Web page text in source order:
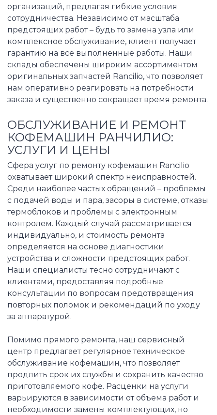
организаций, предлагая гибкие условия
сотрудничества. Независимо от масштаба
предстоящих работ – будь то замена узла или
комплексное обслуживание, клиент получает
гарантию на все выполненные работы. Наши
склады обеспечены широким ассортиментом
оригинальных запчастей Rancilio, что позволяет
нам оперативно реагировать на потребности
заказа и существенно сокращает время ремонта.
ОБСЛУЖИВАНИЕ И РЕМОНТ
КОФЕМАШИН РАНЧИЛИО:
УСЛУГИ И ЦЕНЫ
Сфера услуг по ремонту кофемашин Rancilio
охватывает широкий спектр неисправностей.
Среди наиболее частых обращений – проблемы
с подачей воды и пара, засоры в системе, отказы
термоблоков и проблемы с электронным
контролем. Каждый случай рассматривается
индивидуально, и стоимость ремонта
определяется на основе диагностики
устройства и сложности предстоящих работ.
Наши специалисты тесно сотрудничают с
клиентами, предоставляя подробные
консультации по вопросам предотвращения
повторных поломок и рекомендаций по уходу
за аппаратурой.
Помимо прямого ремонта, наш сервисный
центр предлагает регулярное техническое
обслуживание кофемашин, что позволяет
продлить срок их службы и сохранить качество
приготовляемого кофе. Расценки на услуги
варьируются в зависимости от объема работ и
необходимости замены комплектующих, но